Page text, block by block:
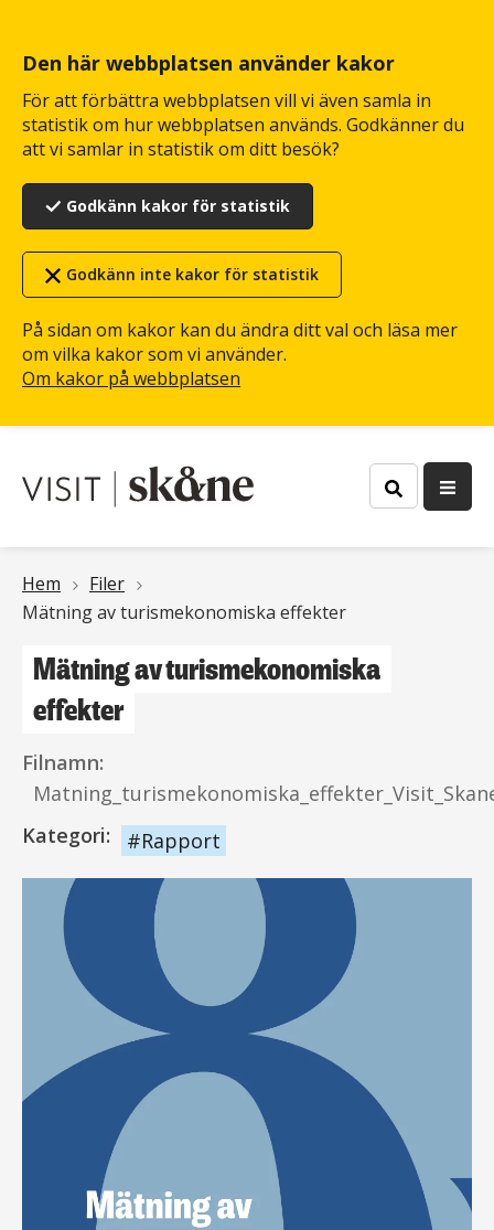
Den här webbplatsen använder kakor
För att förbättra webbplatsen vill vi även samla in
statistik om hur webbplatsen används. Godkänner du
att vi samlar in statistik om ditt besök?
Godkänn kakor för statistik
Godkänn inte kakor för statistik
På sidan om kakor kan du ändra ditt val och läsa mer
om vilka kakor som vi använder.
Om kakor på webbplatsen
huvudinnehåll
Länkstig
Hem
Filer
Mätning av turismekonomiska effekter
Mätning av turismekonomiska
effekter
Filnamn:
Kategori:
Rapport